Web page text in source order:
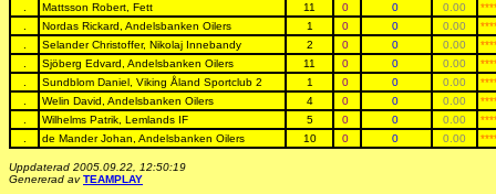
.
Mattsson Robert, Fett 11 0 0 0.00
.
Nordas Rickard, Andelsbanken Oilers 1 0 0 0.00
.
Selander Christoffer, Nikolaj Innebandy 2 0 0 0.00
.
Sjöberg Edvard, Andelsbanken Oilers 11 0 0 0.00
.
Sundblom Daniel, Viking Åland Sportclub 2 1 0 0 0.00
.
Welin David, Andelsbanken Oilers 4 0 0 0.00
.
Wilhelms Patrik, Lemlands IF 5 0 0 0.00
.
de Mander Johan, Andelsbanken Oilers 10 0 0 0.00
Uppdaterad 2005.09.22, 12:50:19
Genererad avTEAMPLAY